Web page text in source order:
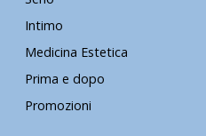
Intimo
Medicina Estetica
Prima e dopo
Promozioni